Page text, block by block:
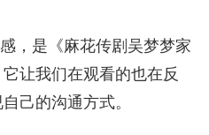
，是《麻花传剧吴梦梦家
让我们在观看的也在反
己的沟通方式。